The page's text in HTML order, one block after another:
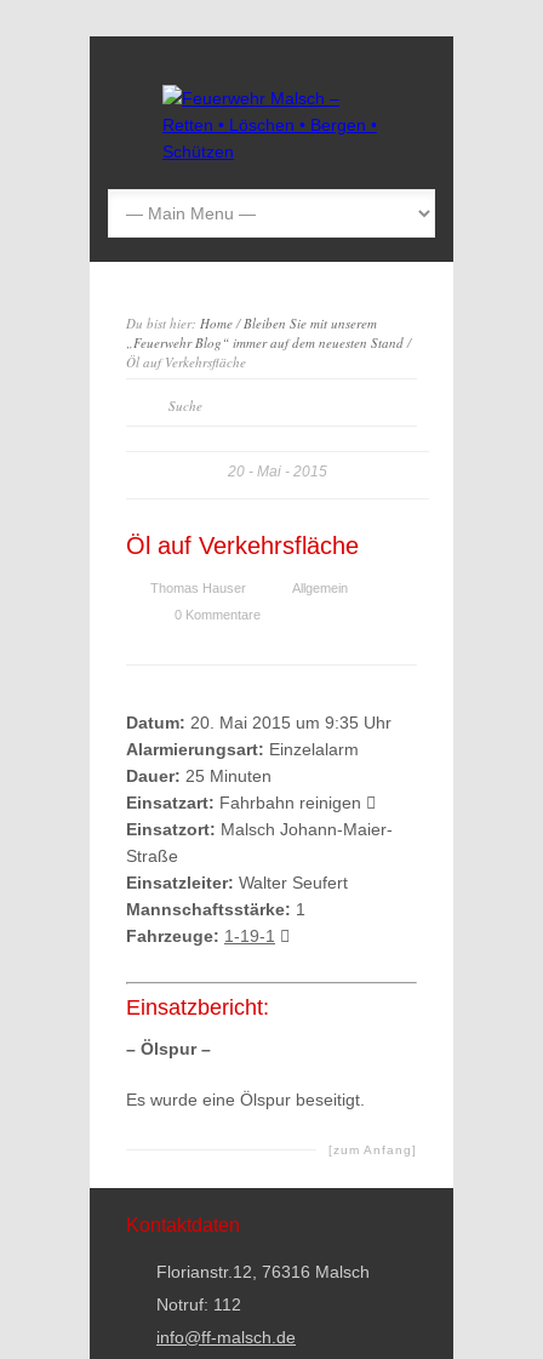
Du bist hier: Home/Bleiben Sie mit unserem
„Feuerwehr Blog“ immer auf dem neuesten Stand/
Öl auf Verkehrsfläche
20 Mai 2015
Öl auf Verkehrsfläche
Thomas Hauser
Allgemein
0 Kommentare
Datum: 20. Mai 2015 um 9:35 Uhr
Alarmierungsart: Einzelalarm
Dauer: 25 Minuten
Einsatzart: Fahrbahn reinigen
Einsatzort: Malsch Johann-Maier-
Straße
Einsatzleiter: Walter Seufert
Mannschaftsstärke: 1
Fahrzeuge: 1-19-1
Einsatzbericht:
– Ölspur –
Es wurde eine Ölspur beseitigt.
[zum Anfang]
Kontaktdaten
Florianstr.12, 76316 Malsch
Notruf: 112
info@ff-malsch.de